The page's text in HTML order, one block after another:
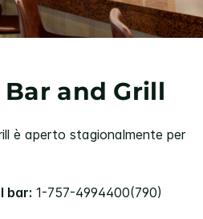
and Grill
è aperto stagionalmente per
bar: 1-757-4994400(790)